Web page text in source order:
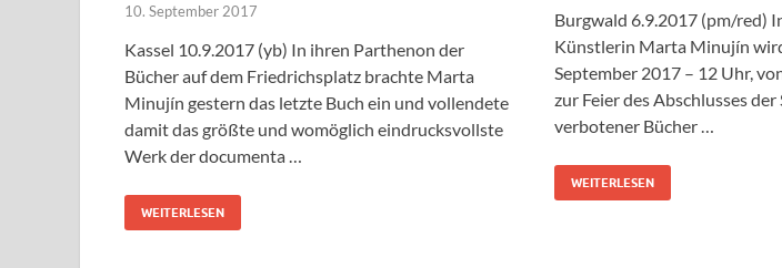
10. September 2017
Kassel 10.9.2017 (yb) In ihren Parthenon der
Bücher auf dem Friedrichsplatz brachte Marta
Minujín gestern das letzte Buch ein und vollendete
damit das größte und womöglich eindrucksvollste
Werk der documenta …
WEITERLESEN
Burgwald 6.9.2017 (pm/red)
Künstlerin Marta Minujín
September 2017 – 12 Uhr,
zur Feier des Abschlusses der
verbotener Bücher …
WEITERLESEN